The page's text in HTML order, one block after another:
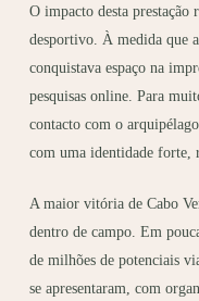
O impacto desta prestação
desportivo. À medida que
conquistava espaço na
pesquisas online. Para
contacto com o
com uma identidade forte,
A maior vitória de Cabo
dentro de campo. Em
de milhões de potenciais
se apresentaram, com